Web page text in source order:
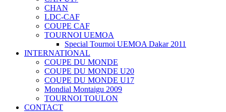
CHAN
LDC-CAF
COUPE CAF
TOURNOI UEMOA
Special Tournoi UEMOA Dakar 2011
INTERNATIONAL
COUPE DU MONDE
COUPE DU MONDE U20
COUPE DU MONDE U17
Mondial Montaigu 2009
TOURNOI TOULON
CONTACT